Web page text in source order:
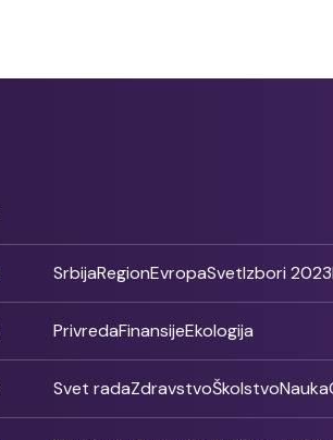
SrbijaRegionEvropaSvetIzbori 2023
PrivredaFinansijeEkologija
Svet radaZdravstvoŠkolstvoNauka